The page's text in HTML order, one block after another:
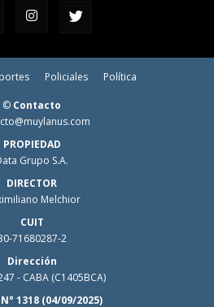
Policiales Política
© Contacto
PROPIEDAD
Grupo S.A.
DIRECTOR
Melchior
CUIT
71680287-2
Dirección
- CABA (C1405BCA)
1318 (04/09/2025)